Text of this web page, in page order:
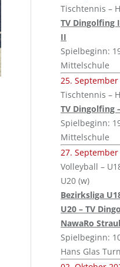
Tischtennis –
TV Dingolfing
II
Spielbeginn:
Mittelschule
25. September
Tischtennis –
TV Dingolfing
Spielbeginn:
Mittelschule
27. September
Volleyball –
U20 (w)
Bezirksliga
U20 – TV
NawaRo
Spielbeginn:
Hans Glas